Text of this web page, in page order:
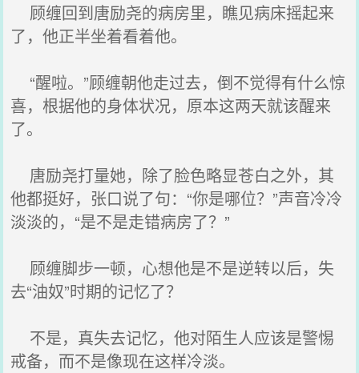
顾缠回到唐励尧的病房里，瞧见病床摇起来
了，他正半坐着看着他。
“醒啦。”顾缠朝他走过去，倒不觉得有什么惊
喜，根据他的身体状况，原本这两天就该醒来
了。
唐励尧打量她，除了脸色略显苍白之外，其
他都挺好，张口说了句：“你是哪位？”声音冷冷
淡淡的，“是不是走错病房了？”
顾缠脚步一顿，心想他是不是逆转以后，失
去“油奴”时期的记忆了？
不是，真失去记忆，他对陌生人应该是警惕
戒备，而不是像现在这样冷淡。